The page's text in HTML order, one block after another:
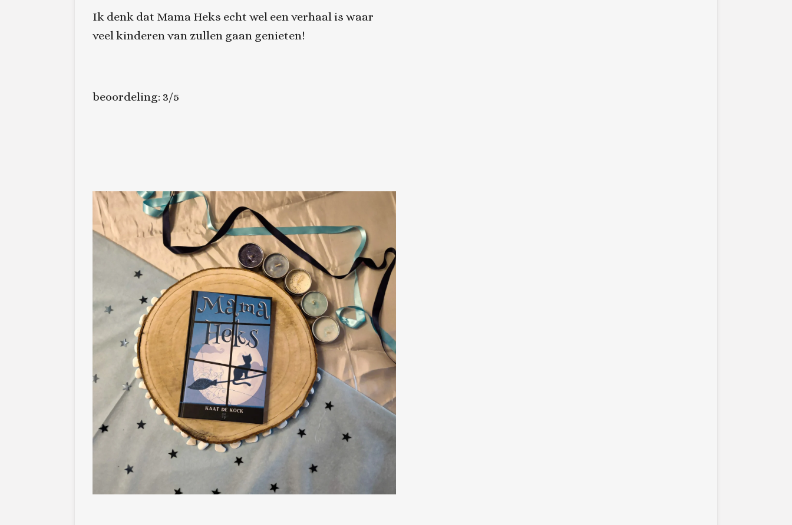
Ik denk dat Mama Heks echt wel een verhaal is waar
veel kinderen van zullen gaan genieten!
beoordeling: 3/5